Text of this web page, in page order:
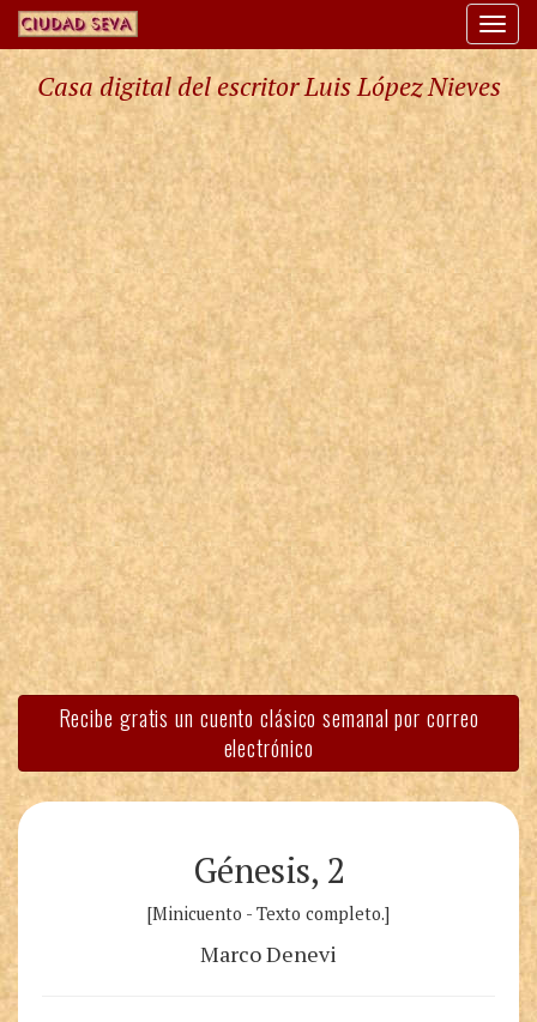
Casa digital del escritor Luis López Nieves
Recibe gratis un cuento clásico semanal por correo
electrónico
Génesis, 2
[Minicuento - Texto completo.]
Marco Denevi